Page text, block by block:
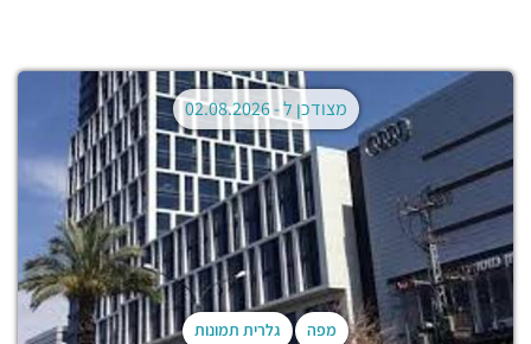
מפה גלרית תמונות
מצודכן ל -02.08.2026